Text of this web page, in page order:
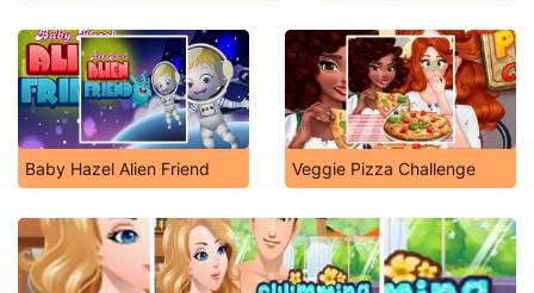
Baby Hazel Alien Friend Veggie Pizza Challenge